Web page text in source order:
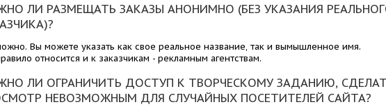
ЛИ РАЗМЕЩАТЬ ЗАКАЗЫ АНОНИМНО (БЕЗ УКАЗАНИЯ
Вы можете указать как свое реальное название, так и вымышленное имя.
относится и к заказчикам - рекламным агентствам.
ЛИ ОГРАНИЧИТЬ ДОСТУП К ТВОРЧЕСКОМУ ЗАДАНИЮ,
НЕВОЗМОЖНЫМ ДЛЯ СЛУЧАЙНЫХ ПОСЕТИТЕЛЕЙ САЙТА?